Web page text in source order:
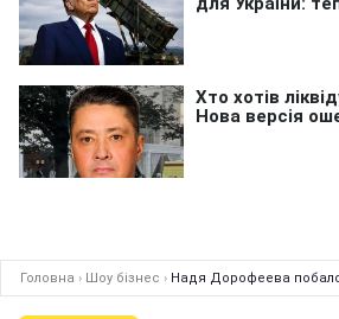
Головна › Шоу бізнес › Надя Дорофеева